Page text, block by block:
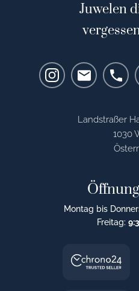
Juwelen
Landstraßer
1030
Montag bis
Freitag: